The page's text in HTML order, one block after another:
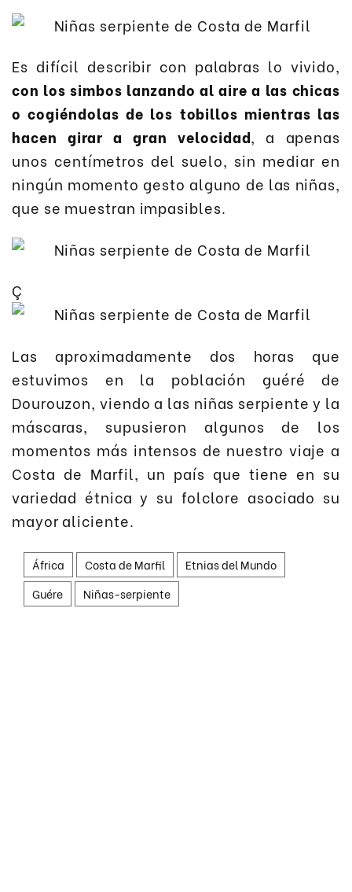
Es difícil describir con palabras lo vivido,
con los simbos lanzando al aire a las chicas
o cogiéndolas de los tobillos mientras las
hacen girar a gran velocidad, a apenas
unos centímetros del suelo, sin mediar en
ningún momento gesto alguno de las niñas,
que se muestran impasibles.
Ç
Las aproximadamente dos horas que
estuvimos en la población guéré de
Dourouzon, viendo a las niñas serpiente y la
máscaras, supusieron algunos de los
momentos más intensos de nuestro viaje a
Costa de Marfil, un país que tiene en su
variedad étnica y su folclore asociado su
mayor aliciente.
África Costa de Marfil
Etnias del Mundo
Guére
Niñas-serpiente